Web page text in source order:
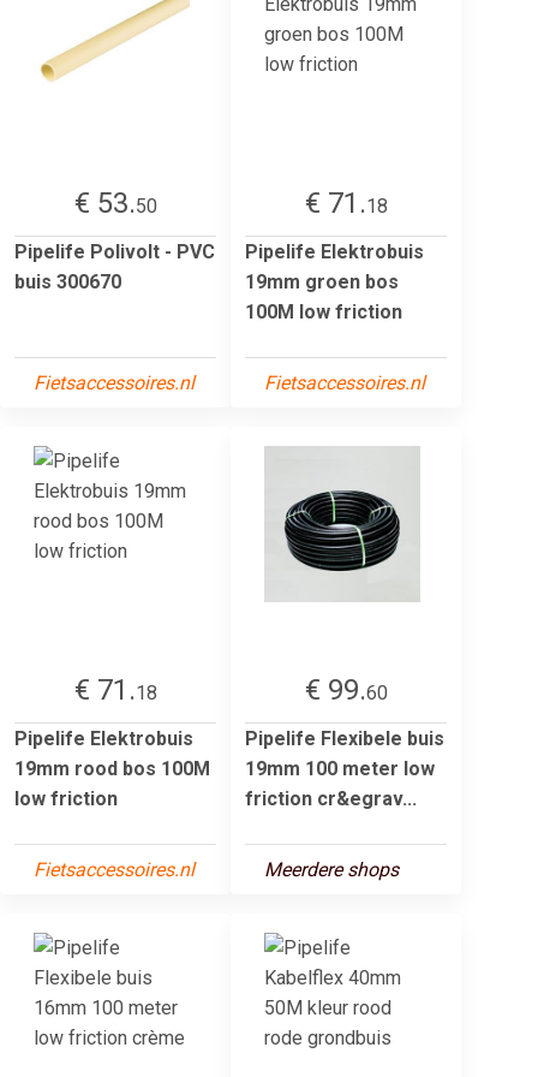
€ 53.50
Pipelife Polivolt - PVC
buis 300670
Fietsaccessoires.nl
€ 71.18
Pipelife Elektrobuis
19mm groen bos
100M low friction
Fietsaccessoires.nl
€ 71.18
Pipelife Elektrobuis
19mm rood bos 100M
low friction
Fietsaccessoires.nl
€ 99.60
Pipelife Flexibele buis
19mm 100 meter low
friction cr&egrav...
Meerdere shops